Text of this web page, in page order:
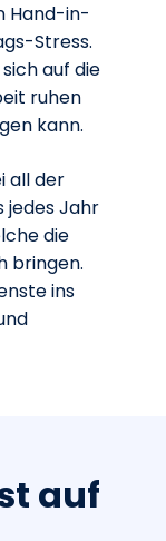
Hand-in-
Stress.
auf die
ruhen
kann.
all der
jedes Jahr
die
bringen.
ins
auf